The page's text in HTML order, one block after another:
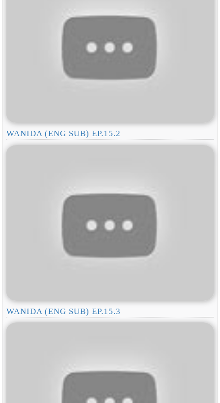
WANIDA (ENG SUB) EP.15.2
WANIDA (ENG SUB) EP.15.3